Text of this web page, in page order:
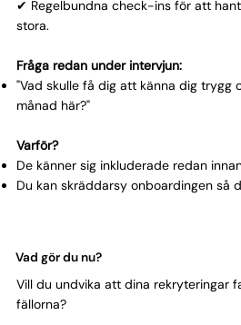
✔ Regelbundna check-ins för att
stora.
Fråga redan under intervjun:
"Vad skulle få dig att känna dig trygg
månad här?"
Varför?
De känner sig inkluderade redan
Du kan skräddarsy onboardingen så
Vad gör du nu?
Vill du undvika att dina rekryteringar
fällorna?